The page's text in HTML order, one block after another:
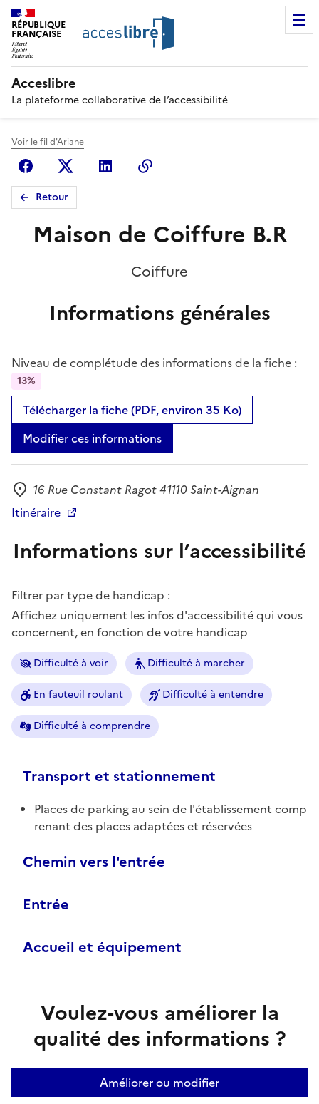
RÉPUBLIQUE
FRANÇAISE
Acceslibre
La plateforme collaborative de l’accessibilité
Voir le fil d'Ariane
FacebookX (anciennement Twitter)
Linkedin
Retour
Maison de Coiffure B.R
Coiffure
Informations générales
Niveau de complétude des informations de la fiche :
13%
Télécharger la fiche (PDF, environ 35 Ko)
Modifier ces informations
Adresse
16 Rue Constant Ragot 41110 Saint-Aignan
Itinéraire
Informations sur l’accessibilité
Filtrer par type de handicap :
Affichez uniquement les infos d'accessibilité qui vous
concernent, en fonction de votre handicap
Difficulté à voir Difficulté à marcher
En fauteuil roulant Difficulté à entendre
Difficulté à comprendre
Transport et stationnement
Places de parking au sein de l'établissement comp
renant des places adaptées et réservées
Chemin vers l'entrée
Entrée
Accueil et équipement
Voulez-vous améliorer la
qualité des informations ?
Améliorer ou modifier